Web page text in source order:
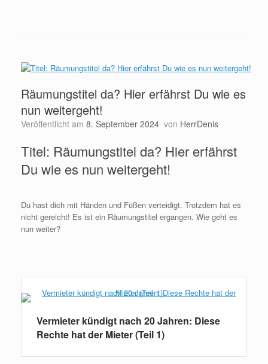
Räumungstitel da? Hier erfährst Du wie es
nun weitergeht!
Veröffentlicht am 8. September 2024 von HerrDenis
Titel: Räumungstitel da? Hier erfährst
Du wie es nun weitergeht!
Du hast dich mit Händen und Füßen verteidigt. Trotzdem hat es
nicht gereicht! Es ist ein Räumungstitel ergangen. Wie geht es
nun weiter?
Vermieter kündigt nach 20 Jahren: Diese
Rechte hat der Mieter (Teil 1)